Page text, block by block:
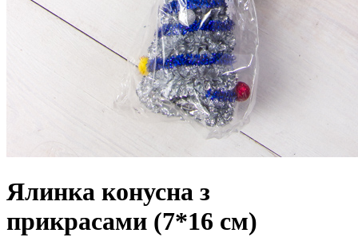
Ялинка конусна з
прикрасами (7*16 см)